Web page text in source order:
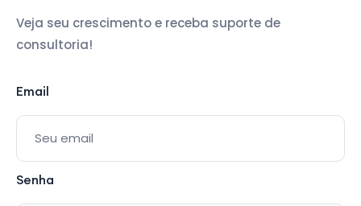
Veja seu crescimento e receba suporte de
consultoria!
Email
Senha